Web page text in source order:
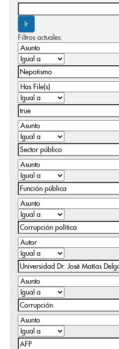
Filtros actuales: